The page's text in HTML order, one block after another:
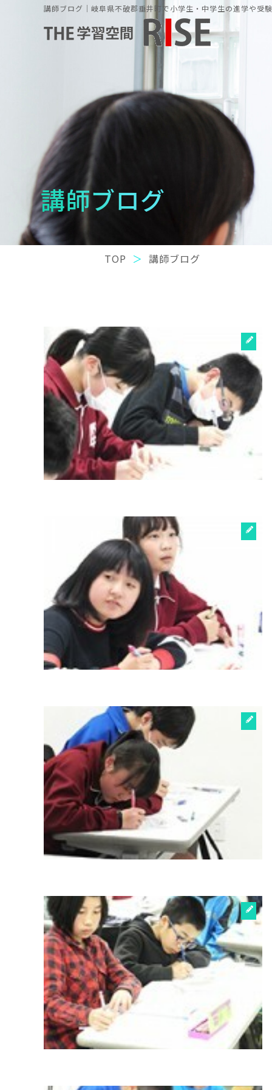
講師ブログ｜岐阜県不破郡垂井町で小学生・中学生の進学や受
講師ブログ
TOP 講師ブログ